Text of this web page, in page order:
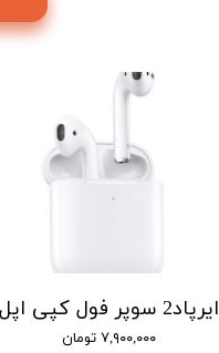
ایرپاد2 سوپر فول کپی اپل
۷,۹۰۰,۰۰۰ تومان